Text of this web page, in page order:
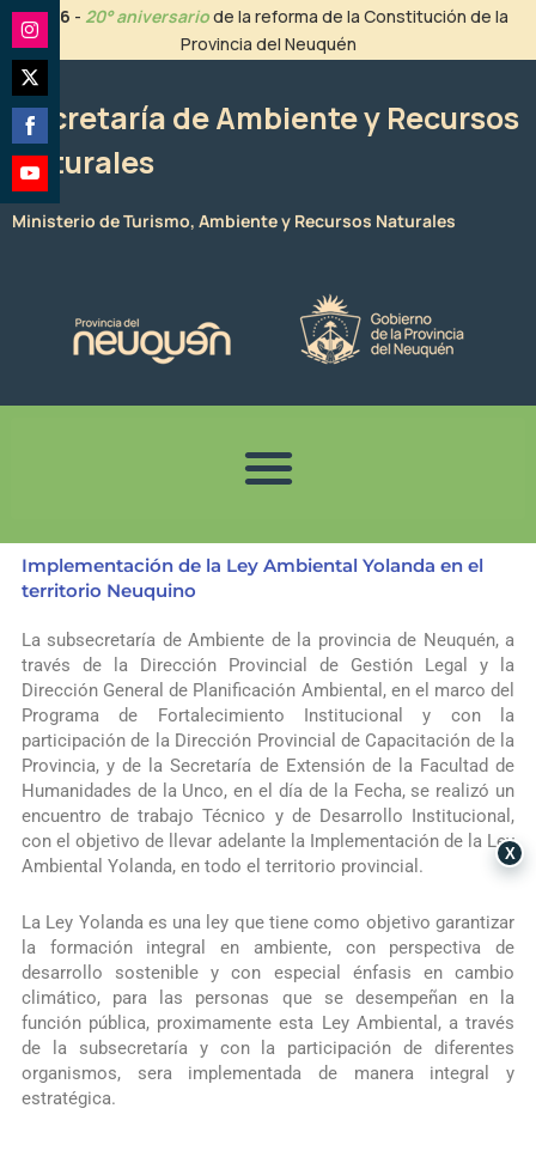
contenido
2026 - 20° aniversariode la reforma de la Constitución de la
Provincia del Neuquén
Secretaría de Ambiente y Recursos
Naturales
Ministerio de Turismo, Ambiente y Recursos Naturales
Implementación de la Ley Ambiental Yolanda en el
territorio Neuquino
La subsecretaría de Ambiente de la provincia de Neuquén, a
través de la Dirección Provincial de Gestión Legal y la
Dirección General de Planificación Ambiental, en el marco del
Programa de Fortalecimiento Institucional y con la
participación de la Dirección Provincial de Capacitación de la
Provincia, y de la Secretaría de Extensión de la Facultad de
Humanidades de la Unco, en el día de la Fecha, se realizó un
encuentro de trabajo Técnico y de Desarrollo Institucional,
con el objetivo de llevar adelante la Implementación de la Ley
Ambiental Yolanda, en todo el territorio provincial.
La Ley Yolanda es una ley que tiene como objetivo garantizar
la formación integral en ambiente, con perspectiva de
desarrollo sostenible y con especial énfasis en cambio
climático, para las personas que se desempeñan en la
función pública, proximamente esta Ley Ambiental, a través
de la subsecretaría y con la participación de diferentes
organismos, sera implementada de manera integral y
estratégica.
Share
on
Instagram
Share
on
Twitter
Share
on
Facebook
Share
on
X